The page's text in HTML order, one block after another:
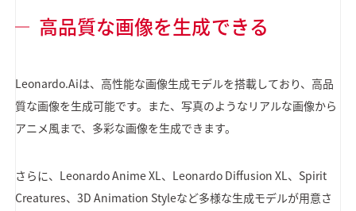
高品質な画像を生成できる
Leonardo.Aiは、高性能な画像生成モデルを搭載しており、高品
質な画像を生成可能です。また、写真のようなリアルな画像から
アニメ風まで、多彩な画像を生成できます。
さらに、Leonardo Anime XL、Leonardo Diffusion XL、Spirit
Creatures、3D Animation Styleなど多様な生成モデルが用意さ